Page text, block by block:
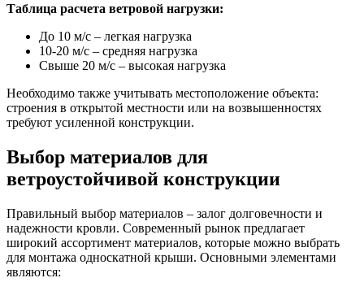
Таблица расчета ветровой нагрузки:
До 10 м/с – легкая нагрузка
10-20 м/с – средняя нагрузка
Свыше 20 м/с – высокая нагрузка
Необходимо также учитывать местоположение объекта:
строения в открытой местности или на возвышенностях
требуют усиленной конструкции.
Выбор материалов для
ветроустойчивой конструкции
Правильный выбор материалов – залог долговечности и
надежности кровли. Современный рынок предлагает
широкий ассортимент материалов, которые можно выбрать
для монтажа односкатной крыши. Основными элементами
являются: